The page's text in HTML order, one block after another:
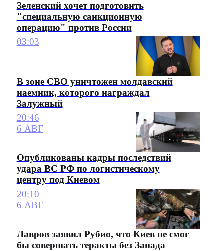
Зеленский хочет подготовить
"специальную санкционную
операцию" против России
03:03
В зоне СВО уничтожен молдавский
наемник, которого награждал
Залужный
20:46
6 АВГ
Опубликованы кадры последствий
удара ВС РФ по логистическому
центру под Киевом
20:10
6 АВГ
Лавров заявил Рубио, что Киев не смог
бы совершать теракты без Запада